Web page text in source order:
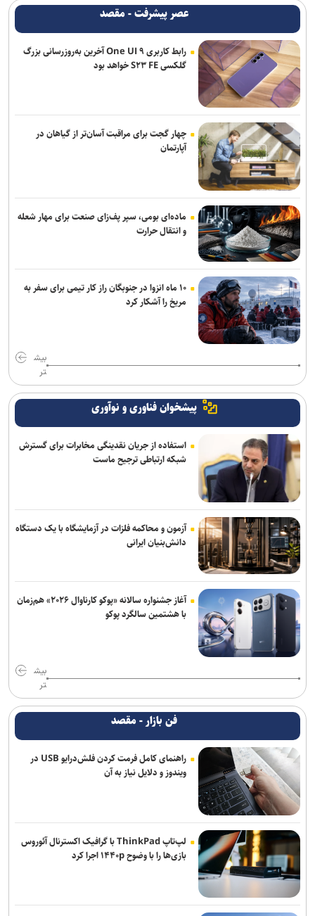
آماده‌باش پلیس راهور برای موج سفرهای پایانی ماه صفر
«خانه ریز» طرح شهرداری برای مشارکت و سرمایه‌گذاری تهرانی‌ها در املاک
از قطارهای حومه‌ای تا آب و برق؛ تشریح آخرین وضعیت پروژه‌های تهران از
زبان سخنگوی استانداری
تعیین تکلیف ۲۹۰۰ واحد آسیب دیده/ نوسازی کامل ناوگان اتوبوسرانی
اژه‌ای: در مورد فهرست عفو‌های مناسبتی دستورالعملی مشخص تدوین و
ابلاغ شود
نمونه‌گیری آزمایش در منزل توسط واسطه‌ها احتمال بروز خطا را افزایش
می‌دهد
عصر پیشرفت - مقصد
رابط کاربری One UI ۹ آخرین به‌روزرسانی بزرگ
گلکسی S۲۳ FE خواهد بود
چهار گجت برای مراقبت آسان‌تر از گیاهان در
آپارتمان
ماده‌ای بومی، سپر پف‌زای صنعت برای مهار شعله
و انتقال حرارت
۱۰ ماه انزوا در جنوبگان راز کار تیمی برای سفر به
مریخ را آشکار کرد
بیش
تر
پیشخوان فناوری و نوآوری
استفاده از جریان نقدینگی مخابرات برای گسترش
شبکه ارتباطی ترجیح ماست
آزمون و محاکمه فلزات در آزمایشگاه با یک دستگاه
دانش‌بنیان ایرانی
آغاز جشنواره سالانه «پوکو کارناوال ۲۰۲۶» هم‌زمان
با هشتمین سالگرد پوکو
بیش
تر
فن بازار - مقصد
راهنمای کامل فرمت کردن فلش‌درایو USB در
ویندوز و دلایل نیاز به آن
لپ‌تاپ ThinkPad با گرافیک اکسترنال آئوروس
بازی‌ها را با وضوح ۱۴۴۰p اجرا کرد